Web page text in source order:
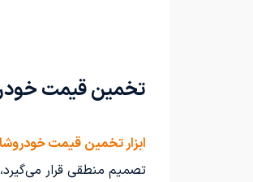
تخمین قیمت
ابزار تخمین قیمت
تصمیم منطقی قرار